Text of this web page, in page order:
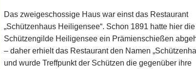
Das zweigeschossige Haus war einst das Restaurant
„Schützenhaus Heiligensee“. Schon 1891 hatte hier die
Schützengilde Heiligensee ein Prämienschießen
– daher erhielt das Restaurant den Namen
und wurde Treffpunkt der Schützen die gegenüber ihre